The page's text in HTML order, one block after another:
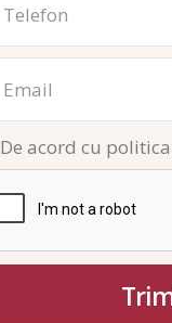
De acord cu